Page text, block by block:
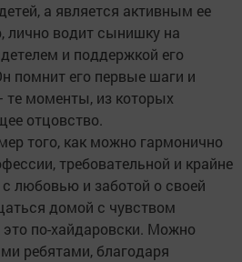
а является активным ее
лично водит сынишку на
и поддержкой его
помнит его первые шаги и
моменты, из которых
отцовство.
того, как можно гармонично
требовательной и крайне
любовью и заботой о своей
домой с чувством
по-хайдаровски. Можно
ребятами, благодаря